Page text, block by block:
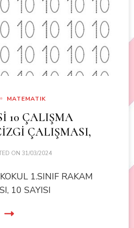
MATEMATIK
10 ÇALIŞMA
ÇALIŞMASI,
ON 31/03/2024
1.SINIF RAKAM
10 SAYISI